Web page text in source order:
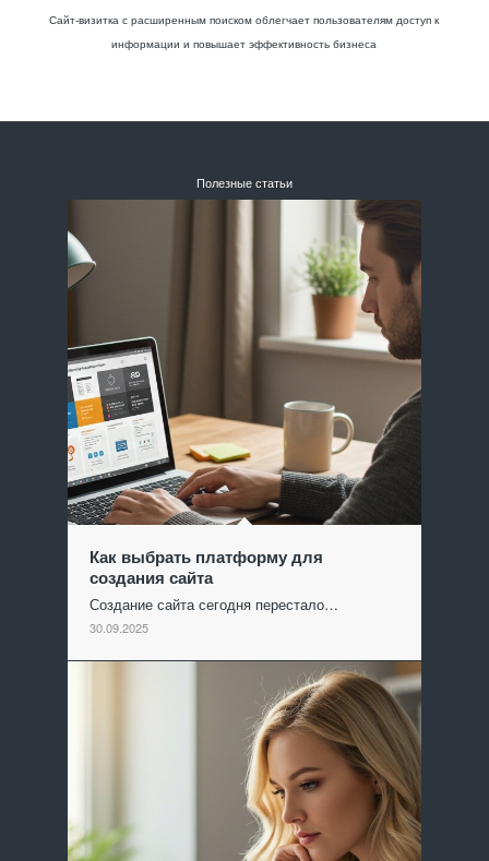
Сайт-визитка с расширенным поиском облегчает пользователям доступ к
информации и повышает эффективность бизнеса
Полезные статьи
Как выбрать платформу для
создания сайта
Создание сайта сегодня перестало…
30.09.2025